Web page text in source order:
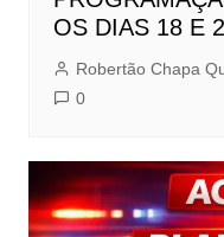
OS DIAS 18 E
Robertão Chapa
0